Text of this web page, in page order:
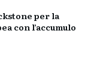
per la
con l’accumulo